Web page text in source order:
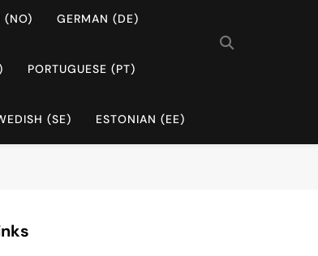
(NO) GERMAN (DE)
PORTUGUESE (PT)
(SE) ESTONIAN (EE)